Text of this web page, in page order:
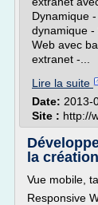
Dynamique
dynamique -
Web avec
extranet -...
Lire la suite
Date: 2013-
Site : http://
la
Vue mobile,
Responsive